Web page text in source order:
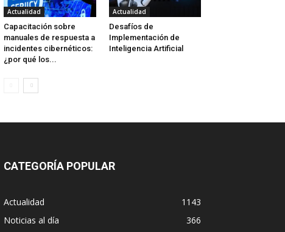
Actualidad
Capacitación sobre
manuales de respuesta a
incidentes cibernéticos:
¿por qué los...
Actualidad
Desafíos de
Implementación de
Inteligencia Artificial
CATEGORÍA POPULAR
Actualidad
1143
Noticias al día
366